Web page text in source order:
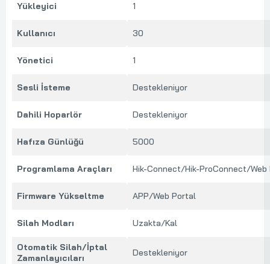
Yükleyici 1
Kullanıcı 30
Yönetici 1
Sesli İsteme Destekleniyor
Dahili Hoparlör Destekleniyor
Hafıza Günlüğü 5000
Programlama Araçları Hik-Connect/Hik-ProConnect/
Firmware Yükseltme APP/Web Portal
Silah Modları Uzakta/Kal
Otomatik Silah/İptal
Zamanlayıcıları
Destekleniyor